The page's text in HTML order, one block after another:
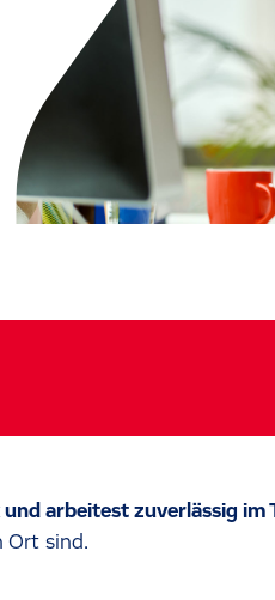
arbeitest zuverlässig im
Ort sind.